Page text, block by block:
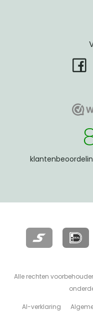
WebwinkelKeur
Alle rechten
AI-verklaring